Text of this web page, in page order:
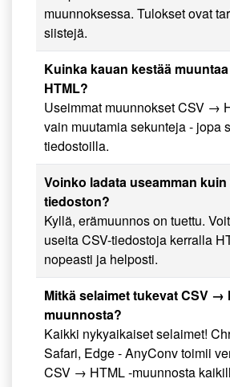
muunnoksessa. Tulokset ovat
siistejä.
Kuinka kauan kestää
HTML?
Useimmat muunnokset CSV →
vain muutamia sekunteja - jopa
tiedostoilla.
Voinko ladata useamman
tiedoston?
Kyllä, erämuunnos on tuettu.
useita CSV-tiedostoja kerralla
nopeasti ja helposti.
Mitkä selaimet tukevat CSV →
muunnosta?
Kaikki nykyaikaiset selaimet!
Safari, Edge - AnyConv toimii
CSV → HTML -muunnosta